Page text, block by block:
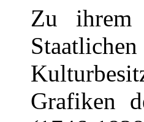
Zu ihrem
Grafiken